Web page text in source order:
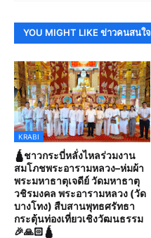
YOU MIGHT LIKE ข่าวคนสนใจ
KRABI
🛕ชาวกระบี่หลั่งไหลร่วมงาน
สมโภชพระอารามหลวง–ห่มผ้า
พระมหาธาตุเจดีย์ วัดมหาธาตุ
วชิรมงคล พระอารามหลวง (วัด
บางโทง) สืบสานพุทธศรัทธา
กระตุ้นท่องเที่ยวเชิงวัฒนธรรม
🎉🙏🏻🛕